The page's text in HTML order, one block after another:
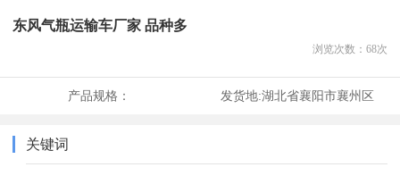
东风气瓶运输车厂家 品种多
浏览次数： 68次
产品规格： 发货地:湖北省襄阳市襄州区
关键词